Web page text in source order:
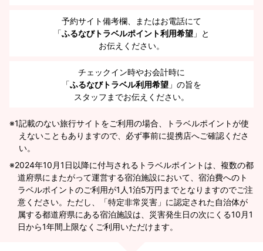
予約サイト備考欄、またはお電話にて
「ふるなびトラベルポイント利用希望 」と
お伝えください。
チェックイン時やお会計時に
「ふるなびトラベル利用希望 」の旨を
スタッフまでお伝えください。
※1記載のない旅行サイトをご利用の場合、トラベルポイントが使
えないこともありますので、必ず事前に提携店へご確認くださ
い。
2024年10月1日以降に付与されるトラベルポイントは、複数の都
道府県にまたがって運営する宿泊施設において、宿泊費へのト
ラベルポイントのご利用が1人1泊5万円までとなりますのでご注
意ください。ただし、「特定非常災害」に認定された自治体が
属する都道府県にある宿泊施設は、災害発生日の次にくる10月1
日から1年間上限なくご利用いただけます。